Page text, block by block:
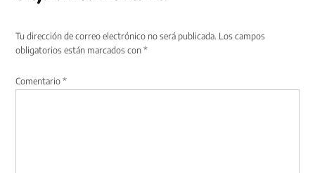
Tu dirección de correo electrónico no será publicada. Los campos
obligatorios están marcados con*
Comentario*